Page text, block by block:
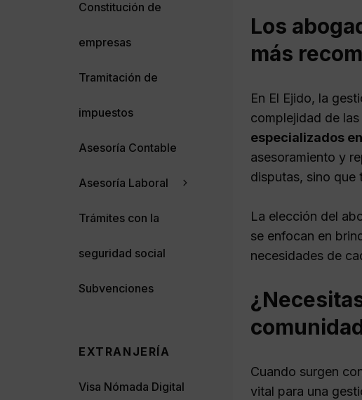
Los
más
En El Ejido, la
complejidad de
especializados
asesoramiento y
disputas, sino que
La elección del
se enfocan en
necesidades de
Cuando surgen
vital para una
Constitución de
empresas
Tramitación de
impuestos
Asesoría Contable
Asesoría Laboral
Trámites con la
seguridad social
Subvenciones
EXTRANJERÍA
Visa Nómada Digital